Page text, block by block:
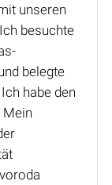
unseren
besuchte
belegte
habe den